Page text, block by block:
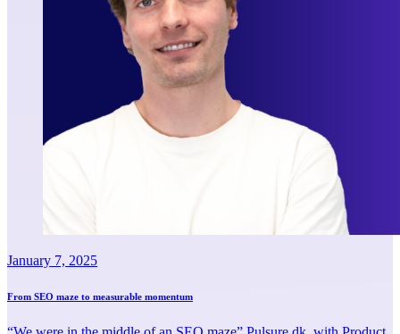
January 7, 2025
From SEO maze to measurable momentum